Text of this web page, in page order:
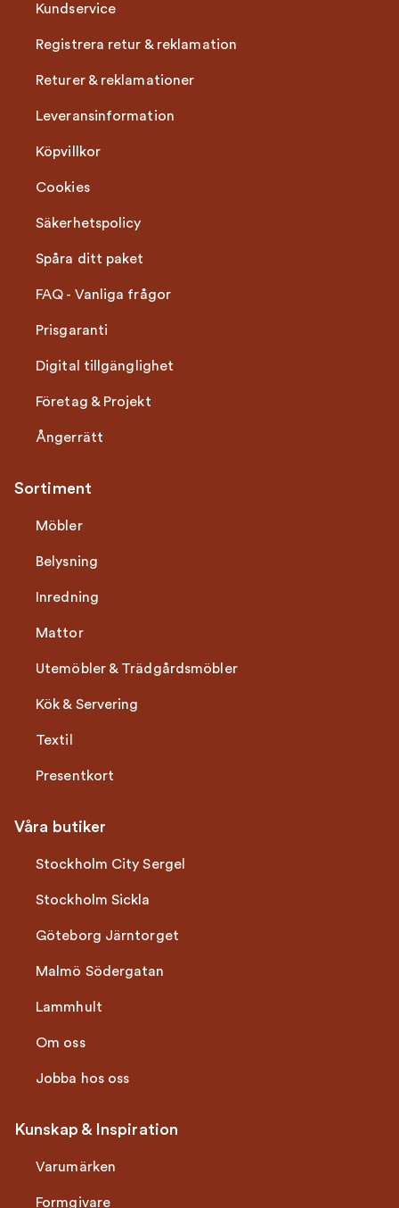
Kundservice
Registrera retur & reklamation
Returer & reklamationer
Leveransinformation
Köpvillkor
Cookies
Säkerhetspolicy
Spåra ditt paket
FAQ - Vanliga frågor
Prisgaranti
Digital tillgänglighet
Företag & Projekt
Ångerrätt
Sortiment
Möbler
Belysning
Inredning
Mattor
Utemöbler & Trädgårdsmöbler
Kök & Servering
Textil
Presentkort
Våra butiker
Stockholm City Sergel
Stockholm Sickla
Göteborg Järntorget
Malmö Södergatan
Lammhult
Om oss
Jobba hos oss
Kunskap & Inspiration
Varumärken
Formgivare